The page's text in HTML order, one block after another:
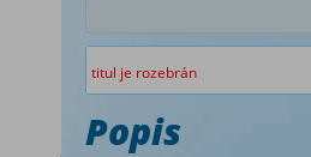
titul je rozebrán
Popis